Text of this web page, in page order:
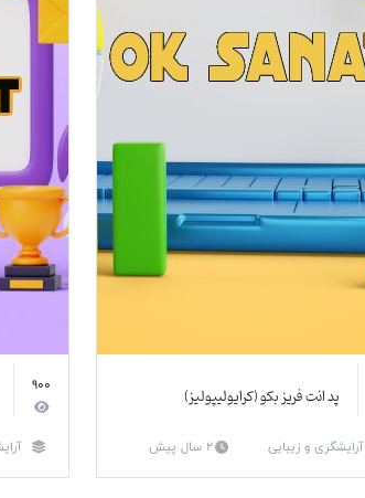
پد انت فریز بکو (کرایولیپولیز)
آرایشگری و زیبایی 2 سال پیش
900